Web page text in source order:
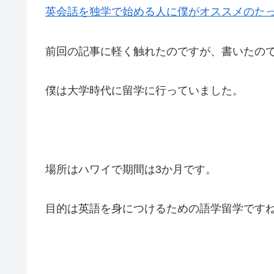
英会話を独学で始める人に僕がオススメのた
前回の記事に軽く触れたのですが、書いたので
僕は大学時代に留学に行っていました。
場所はハワイで期間は3か月です。
目的は英語を身につけるための語学留学ですね